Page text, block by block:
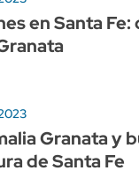
en Santa Fe:
Granata y
de Santa Fe